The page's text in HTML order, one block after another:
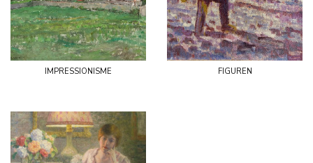
impressionisme figuren